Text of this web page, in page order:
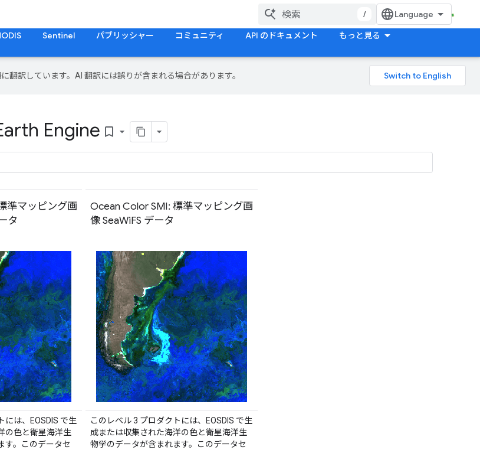
/
Sentinel パブリッシャー コミュニティ API のドキュメント もっと見る
翻訳しています。AI 翻訳には誤りが含まれる場合があります。
Engine bookmark_border
準マッピング画
タ
には、EOSDIS で生
の色と衛星海洋生
す。このデータセ
Ocean Color SMI: 標準マッピング画
像 SeaWiFS データ
このレベル 3 プロダクトには、EOSDIS で生
成または収集された海洋の色と衛星海洋生
物学のデータが含まれます。このデータセ